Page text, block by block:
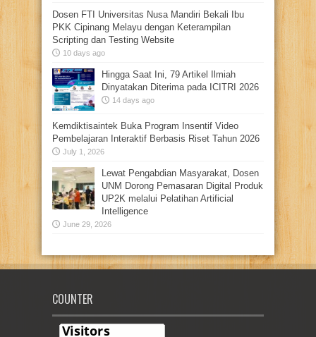
Dosen FTI Universitas Nusa Mandiri Bekali Ibu
PKK Cipinang Melayu dengan Keterampilan
Scripting dan Testing Website
10 days ago
Hingga Saat Ini, 79 Artikel Ilmiah
Dinyatakan Diterima pada ICITRI 2026
14 days ago
Kemdiktisaintek Buka Program Insentif Video
Pembelajaran Interaktif Berbasis Riset Tahun 2026
July 1, 2026
Lewat Pengabdian Masyarakat, Dosen
UNM Dorong Pemasaran Digital Produk
UP2K melalui Pelatihan Artificial
Intelligence
June 29, 2026
COUNTER